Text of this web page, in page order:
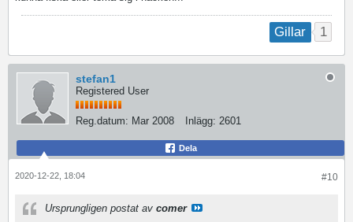
Gillar 1
stefan1
Registered User
Reg.datum: Mar 2008 Inlägg: 2601
Dela
#10
2020-12-22, 18:04
Ursprungligen postat av comer